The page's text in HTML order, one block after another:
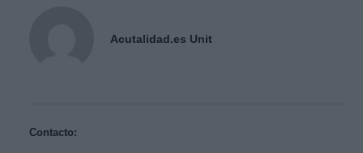
Acutalidad.es Unit
Contacto: